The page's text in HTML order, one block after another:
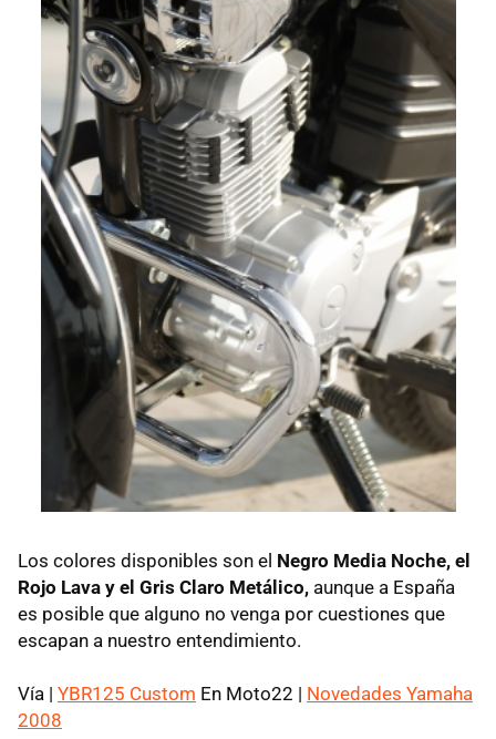
Los colores disponibles son el Negro Media Noche, el
Rojo Lava y el Gris Claro Metálico, aunque a España
es posible que alguno no venga por cuestiones que
escapan a nuestro entendimiento.
Vía | YBR125 Custom En Moto22 | Novedades Yamaha
2008